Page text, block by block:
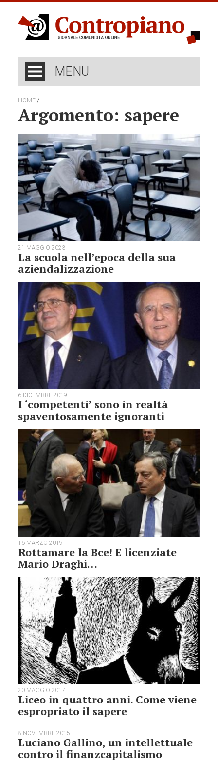
MENU
HOME /
Argomento: sapere
21 MAGGIO 2023
La scuola nell’epoca della sua
aziendalizzazione
6 DICEMBRE 2019
I ‘competenti’ sono in realtà
spaventosamente ignoranti
16 MARZO 2019
Rottamare la Bce! E licenziate
Mario Draghi…
20 MAGGIO 2017
Liceo in quattro anni. Come viene
espropriato il sapere
8 NOVEMBRE 2015
Luciano Gallino, un intellettuale
contro il finanzcapitalismo